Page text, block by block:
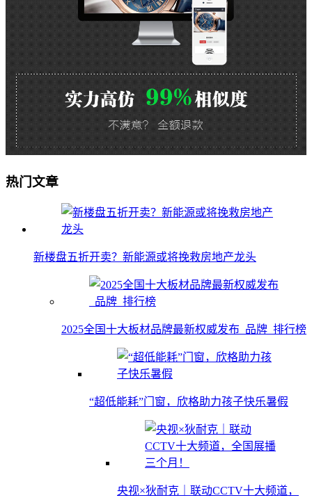
热门文章
新楼盘五折开卖？新能源或将挽救房地产龙头
2025全国十大板材品牌最新权威发布_品牌_排行榜
“超低能耗”门窗，欣格助力孩子快乐暑假
央视×狄耐克｜联动CCTV十大频道，